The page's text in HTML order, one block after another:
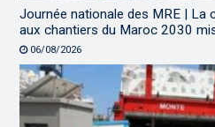
Journée nationale des MRE | La
aux chantiers du Maroc 2030
06/08/2026